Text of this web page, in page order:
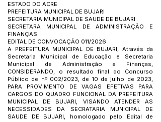
ESTADO DO ACRE
PREFEITURA MUNICIPAL DE BUJARI
SECRETARIA MUNICIPAL DE SAUDE DE BUJARI
SECRETARA MUNICIPAL DE ADMINISTRAÇÃO E
FINANÇAS
EDITAL DE CONVOCAÇÃO 011/2026
A PREFEITURA MUNICIPAL DE BUJARI, Através da
Secretaria Municipal de Educação e Secretaria
Municipal de Administração e Finanças,
CONSIDERANDO, o resultado final do Concurso
Público de nº 002/2023, de 10 de julho de 2023,
PARA PROVIMENTO DE VAGAS EFETIVAS PARA
CARGOS DO QUADRO FUNCIONAL DA PREFEITURA
MUNICIPAL DE BUJARI, VISANDO ATENDER AS
NECESSIDADES DA SECRATARIA MUNICIPAL DE
SAUDE DE BUJARI, homologado pelo Edital de